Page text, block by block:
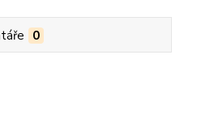
0